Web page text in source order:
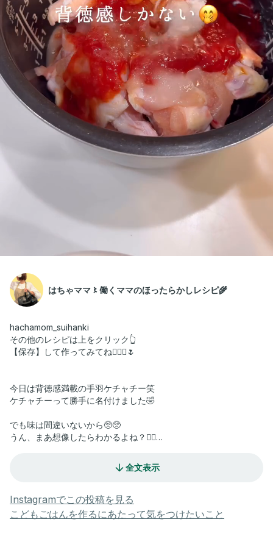
はちゃママ〻働くママのほったらかしレシピ🌾
hachamom_suihanki
その他のレシピは上をクリック👆
【保存】して作ってみてね🙋🏻‍♀️🌷
今日は背徳感満載の手羽ケチャチー笑
ケチャチーって勝手に名付けました🤣
でも味は間違いないから🥺🥺
うん、まあ想像したらわかるよね？😮‍💨
・手羽元 16本
・ケチャップ 大さじ8
・オイスターソース 大さじ2
全文表示
Instagramでこの投稿を見る
こどもごはんを作るにあたって気をつけたいこと